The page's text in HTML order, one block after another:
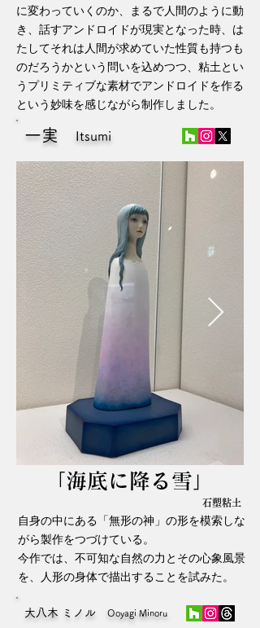
に変わっていくのか、まるで人間のように動
き、話すアンドロイドが現実となった時、は
たしてそれは人間が求めていた性質も持つも
のだろうかという問いを込めつつ、粘土とい
うプリミティブな素材でアンドロイドを作る
という妙味を感じながら制作しました。
一実 Itsumi
「海底に降る雪」
石塑粘土
自身の中にある「無形の神」の形を模索しな
がら製作をつづけている。
今作では、不可知な自然の力とその心象風景
を、人形の身体で描出することを試みた。
大八木 ミノル Ooyagi Minoru